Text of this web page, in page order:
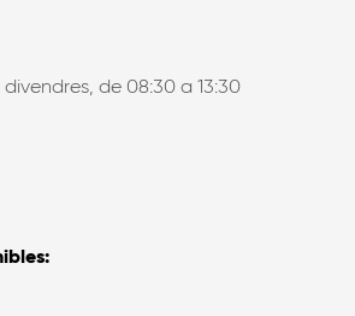
de 08:30 a 13:30